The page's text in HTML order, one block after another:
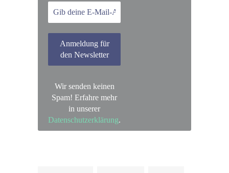
Wir senden keinen
Spam! Erfahre mehr
in unserer
Datenschutzerklärung.